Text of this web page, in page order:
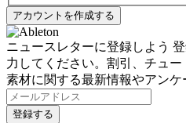
ニュースレターに登録しよう
力してください。割引、チュ
素材に関する最新情報やアンケ